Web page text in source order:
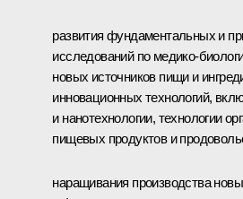
развития фундаментальных и
исследований по медико-
новых источников пищи и
инновационных технологий,
и нанотехнологии, технологии
пищевых продуктов и
наращивания производства